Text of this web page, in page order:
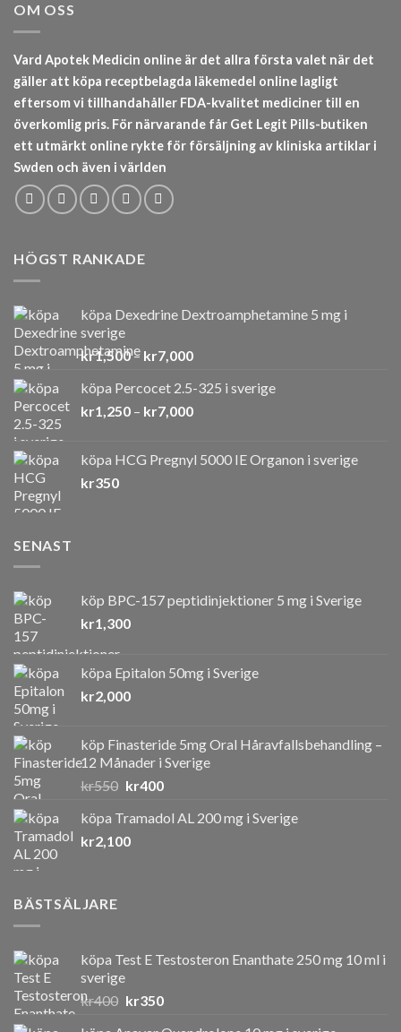
OM OSS
Vard Apotek Medicin online är det allra första valet när det
gäller att köpa receptbelagda läkemedel online lagligt
eftersom vi tillhandahåller FDA-kvalitet mediciner till en
överkomlig pris. För närvarande får Get Legit Pills-butiken
ett utmärkt online rykte för försäljning av kliniska artiklar i
Swden och även i världen
HÖGST RANKADE
köpa Dexedrine Dextroamphetamine 5 mg i
sverige
kr1,500– kr7,000Prisintervall:
till
kr7,000
köpa Percocet 2.5-325 i sverige
kr1,250 – kr7,000Prisintervall:
kr7,000
köpa HCG Pregnyl 5000 IE Organon i sverige
kr350
SENAST
köp BPC-157 peptidinjektioner 5 mg i Sverige
kr1,300
köpa Epitalon 50mg i Sverige
kr2,000
köp Finasteride 5mg Oral Håravfallsbehandling –
12 Månader i Sverige
kr550 Det
priset
var:
kr400Det
priset
köpa Tramadol AL 200 mg i Sverige
kr2,100
BÄSTSÄLJARE
köpa Test E Testosteron Enanthate 250 mg 10 ml i
sverige
kr400 Det
kr350Det